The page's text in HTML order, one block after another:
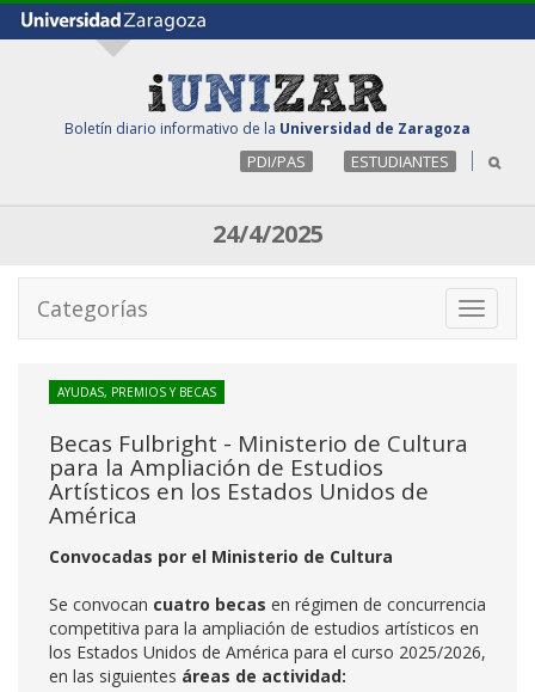
Boletín diario informativo de la Universidad de Zaragoza
PDI/PAS ESTUDIANTES
24/4/2025
Toggle
Categorías
AYUDAS, PREMIOS Y BECAS
Becas Fulbright - Ministerio de Cultura
para la Ampliación de Estudios
Artísticos en los Estados Unidos de
América
Convocadas por el Ministerio de Cultura
Se convocan cuatro becas en régimen de concurrencia
competitiva para la ampliación de estudios artísticos en
los Estados Unidos de América para el curso 2025/2026,
en las siguientes áreas de actividad: